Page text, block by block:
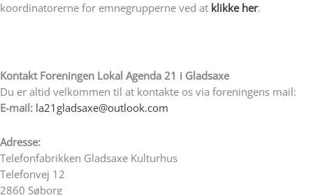
koordinatorerne for emnegrupperne ved at klikke her.
Kontakt Foreningen Lokal Agenda 21 i Gladsaxe
Du er altid velkommen til at kontakte os via foreningens mail:
E-mail: la21gladsaxe@outlook.com
Adresse:
Telefonfabrikken Gladsaxe Kulturhus
Telefonvej 12
2860 Søborg